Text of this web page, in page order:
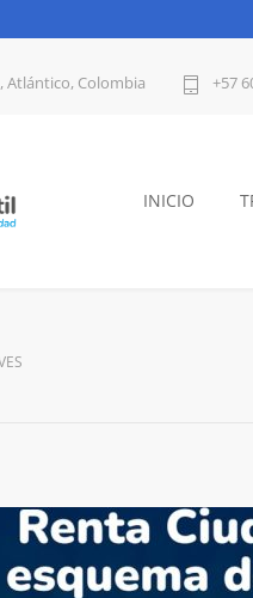
Atlántico, Colombia +57
INICIO